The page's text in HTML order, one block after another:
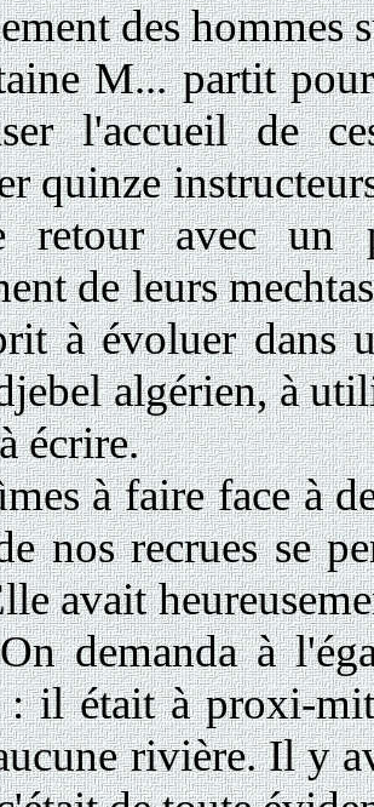
des hommes
M... partit
l'accueil de
quinze
retour avec un
de leurs
à évoluer dans
algérien, à
écrire.
à faire face à
nos recrues se
avait
demanda à
il était à proxi-
rivière. Il y